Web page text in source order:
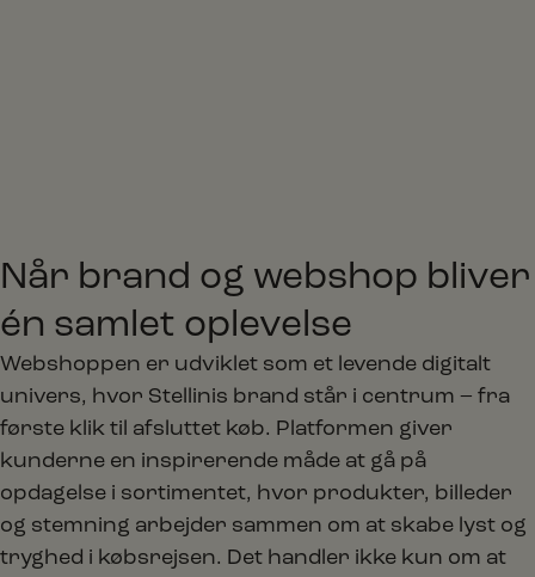
Når brand og webshop bliver
én samlet oplevelse
Webshoppen er udviklet som et levende digitalt
univers, hvor Stellinis brand står i centrum – fra
første klik til afsluttet køb. Platformen giver
kunderne en inspirerende måde at gå på
opdagelse i sortimentet, hvor produkter, billeder
og stemning arbejder sammen om at skabe lyst og
tryghed i købsrejsen. Det handler ikke kun om at